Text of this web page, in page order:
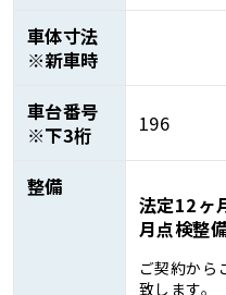
車体寸法
※新車時
車台番号
※下3桁
196
整備
法定12ヶ
月点検整
ご契約から
致します。